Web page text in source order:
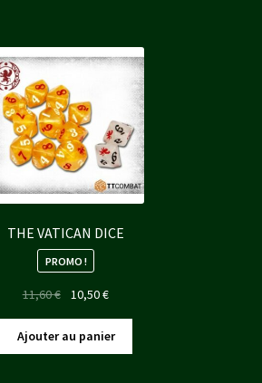
THE VATICAN DICE
PROMO !
11,60€
Le
initial
était :
10,50€Le
actuel
est :
Ajouter au panier